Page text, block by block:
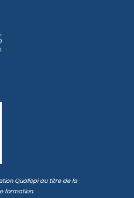
Qualiopiau titre de la
formation.